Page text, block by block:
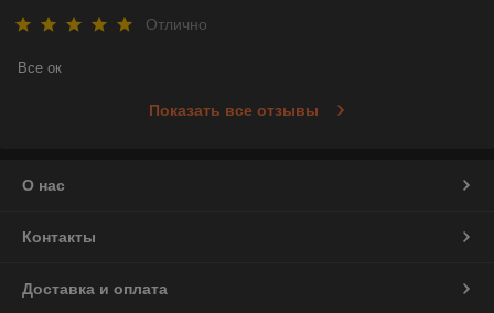
Отлично
Все ок
Показать все отзывы
О нас
Контакты
Доставка и оплата